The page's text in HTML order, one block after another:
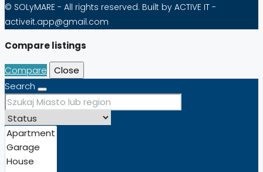
© SOLyMARE - All rights reserved. Built by ACTIVE IT -
activeit.app@gmail.com
Compare listings
Compare
Close
Search